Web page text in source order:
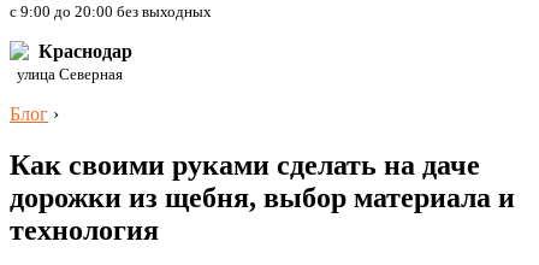
c 9:00 до 20:00 без выходных
Краснодар
улица Северная
Блог ›
Как своими руками сделать на даче
дорожки из щебня, выбор материала и
технология